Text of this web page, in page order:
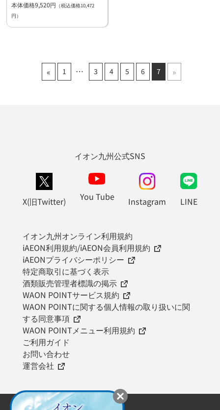
本体価格9,520円 （税込価格10,472
円）
« 1 3 4 5 6 7 »
イオン九州公式SNS
X(旧Twitter) You Tube Instagram LINE
イオン九州オンライン利用規約
iAEON利用規約/iAEON会員利用規約
iAEONプライバシーポリシー
特定商取引に基づく表示
酒類販売管理者標識の掲示
WAON POINTサービス規約
WAON POINTに関する個人情報の取り扱いに関
する同意事項
WAON POINTメニュー利用規約
ご利用ガイド
お問い合わせ
運営会社